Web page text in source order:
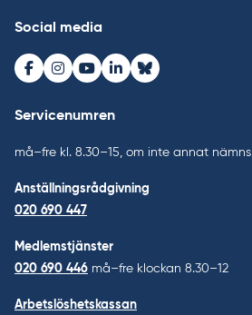
Social media
Facebook
Instagram
Youtube
LinkedInBluesky
Servicenumren
må–fre kl. 8.30–15, om inte annat nämns
Anställningsrådgivning
020 690 447
Medlemstjänster
020 690 446 må–fre klockan 8.30–12
Arbetslöshetskassan